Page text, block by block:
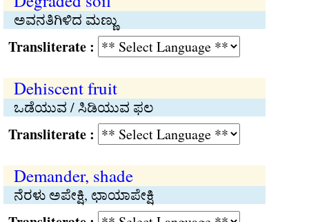
ಅವನತಿಗಿಳಿದ ಮಣ್ಣು
:
Dehiscent fruit
ಒಡೆಯುವ / ಸಿಡಿಯುವ ಫಲ
:
Demander, shade
ನೆರಳು ಅಪೇಕ್ಷಿ, ಛಾಯಾಪೇಕ್ಷಿ